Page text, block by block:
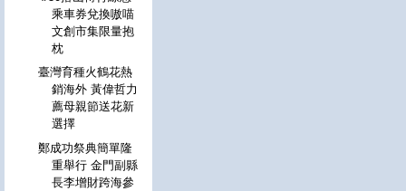
乘車券兌換嗷喵
文創市集限量抱
枕
臺灣育種火鶴花熱
銷海外 黃偉哲力
薦母親節送花新
選擇
鄭成功祭典簡單隆
重舉行 金門副縣
長李增財跨海參